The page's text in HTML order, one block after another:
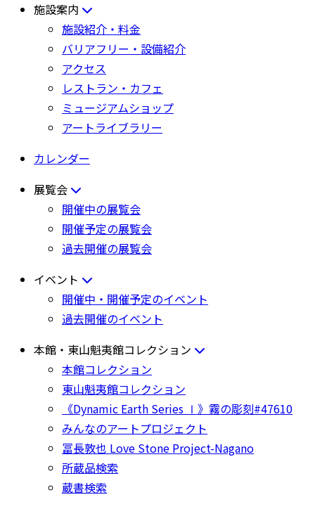
施設案内
施設紹介・料金
バリアフリー・設備紹介
アクセス
レストラン・カフェ
ミュージアムショップ
アートライブラリー
カレンダー
展覧会
開催中の展覧会
開催予定の展覧会
過去開催の展覧会
イベント
開催中・開催予定のイベント
過去開催のイベント
本館・東山魁夷館コレクション
本館コレクション
東山魁夷館コレクション
《Dynamic Earth Series Ⅰ》霧の彫刻#47610
みんなのアートプロジェクト
冨長敦也 Love Stone Project-Nagano
所蔵品検索
蔵書検索